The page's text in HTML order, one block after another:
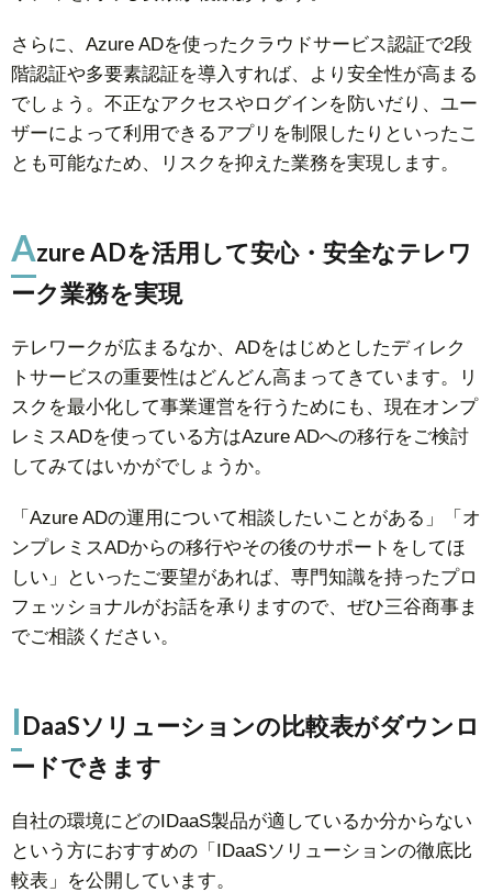
さらに、Azure ADを使ったクラウドサービス認証で2段
階認証や多要素認証を導入すれば、より安全性が高まる
でしょう。不正なアクセスやログインを防いだり、ユー
ザーによって利用できるアプリを制限したりといったこ
とも可能なため、リスクを抑えた業務を実現します。
Azure ADを活用して安心・安全なテレワ
ーク業務を実現
テレワークが広まるなか、ADをはじめとしたディレク
トサービスの重要性はどんどん高まってきています。リ
スクを最小化して事業運営を行うためにも、現在オンプ
レミスADを使っている方はAzure ADへの移行をご検討
してみてはいかがでしょうか。
「Azure ADの運用について相談したいことがある」「オ
ンプレミスADからの移行やその後のサポートをしてほ
しい」といったご要望があれば、専門知識を持ったプロ
フェッショナルがお話を承りますので、ぜひ三谷商事ま
でご相談ください。
IDaaSソリューションの比較表がダウンロ
ードできます
自社の環境にどのIDaaS製品が適しているか分からない
という方におすすめの「IDaaSソリューションの徹底比
較表」を公開しています。